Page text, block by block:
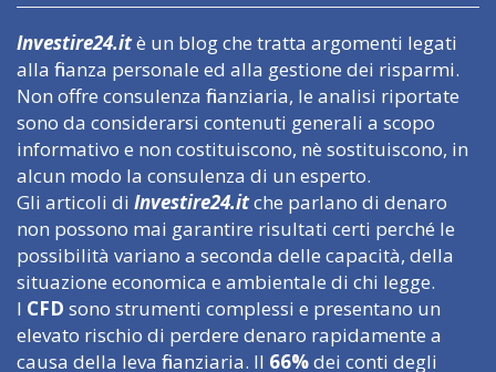
Investire24.itè un blog che tratta argomenti legati
alla finanza personale ed alla gestione dei risparmi.
Non offre consulenza finanziaria, le analisi riportate
sono da considerarsi contenuti generali a scopo
informativo e non costituiscono, nè sostituiscono, in
alcun modo la consulenza di un esperto.
Gli articoli di Investire24.itche parlano di denaro
non possono mai garantire risultati certi perché le
possibilità variano a seconda delle capacità, della
situazione economica e ambientale di chi legge.
I CFD sono strumenti complessi e presentano un
elevato rischio di perdere denaro rapidamente a
causa della leva finanziaria. Il 66%dei conti degli